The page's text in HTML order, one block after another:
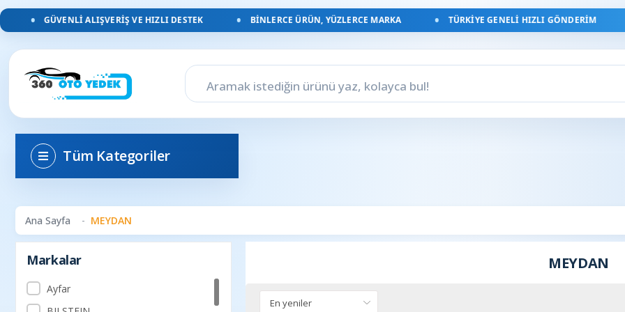
GÜVENLI ALIŞVERIŞ VE HIZLI DESTEK BINLERCE ÜRÜN, YÜZLERCE MARKA TÜRKIYE GENELI HIZLI GÖNDERIM
Tüm Kategoriler
Ana Sayfa MEYDAN
Markalar
Ayfar
MEYDAN